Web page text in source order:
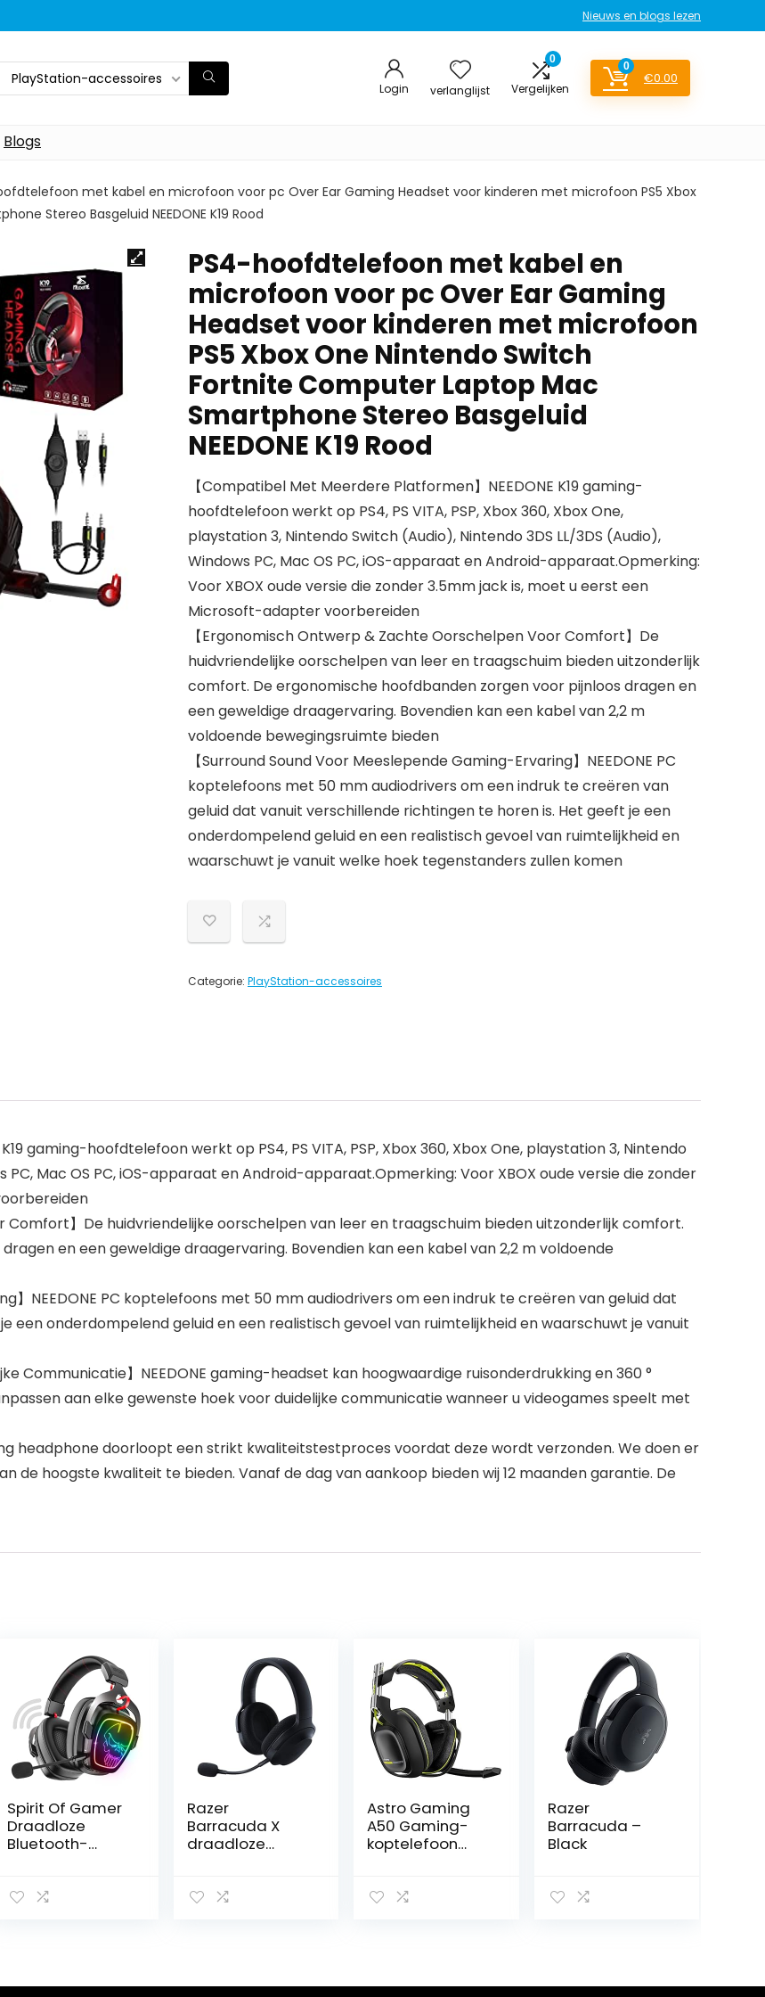
Nieuws en blogs lezen
PlayStation-accessoires
Login verlanglijst
0
Vergelijken
0
€0.00
Blogs
met kabel en microfoon voor pc Over Ear Gaming Headset voor kinderen met microfoon PS5 Xbox
Stereo Basgeluid NEEDONE K19 Rood
PS4-hoofdtelefoon met kabel en
microfoon voor pc Over Ear Gaming
Headset voor kinderen met microfoon
PS5 Xbox One Nintendo Switch
Fortnite Computer Laptop Mac
Smartphone Stereo Basgeluid
NEEDONE K19 Rood
【Compatibel Met Meerdere Platformen】NEEDONE K19 gaming-
hoofdtelefoon werkt op PS4, PS VITA, PSP, Xbox 360, Xbox One,
playstation 3, Nintendo Switch (Audio), Nintendo 3DS LL/3DS (Audio),
Windows PC, Mac OS PC, iOS-apparaat en Android-apparaat.Opmerking:
Voor XBOX oude versie die zonder 3.5mm jack is, moet u eerst een
Microsoft-adapter voorbereiden
【Ergonomisch Ontwerp & Zachte Oorschelpen Voor Comfort】De
huidvriendelijke oorschelpen van leer en traagschuim bieden uitzonderlijk
comfort. De ergonomische hoofdbanden zorgen voor pijnloos dragen en
een geweldige draagervaring. Bovendien kan een kabel van 2,2 m
voldoende bewegingsruimte bieden
【Surround Sound Voor Meeslepende Gaming-Ervaring】NEEDONE PC
koptelefoons met 50 mm audiodrivers om een indruk te creëren van
geluid dat vanuit verschillende richtingen te horen is. Het geeft je een
onderdompelend geluid en een realistisch gevoel van ruimtelijkheid en
waarschuwt je vanuit welke hoek tegenstanders zullen komen
Categorie: PlayStation-accessoires
gaming-hoofdtelefoon werkt op PS4, PS VITA, PSP, Xbox 360, Xbox One, playstation 3, Nintendo
PC, Mac OS PC, iOS-apparaat en Android-apparaat.Opmerking: Voor XBOX oude versie die zonder
Comfort】De huidvriendelijke oorschelpen van leer en traagschuim bieden uitzonderlijk comfort.
en een geweldige draagervaring. Bovendien kan een kabel van 2,2 m voldoende
】NEEDONE PC koptelefoons met 50 mm audiodrivers om een indruk te creëren van geluid dat
een onderdompelend geluid en een realistisch gevoel van ruimtelijkheid en waarschuwt je vanuit
Communicatie】NEEDONE gaming-headset kan hoogwaardige ruisonderdrukking en 360 °
aan elke gewenste hoek voor duidelijke communicatie wanneer u videogames speelt met
headphone doorloopt een strikt kwaliteitstestproces voordat deze wordt verzonden. We doen er
de hoogste kwaliteit te bieden. Vanaf de dag van aankoop bieden wij 12 maanden garantie. De
Spirit Of Gamer
Draadloze
Bluetooth-
compatibel met
ruisonderdrukkin
Razer
Barracuda X
draadloze
mobiele
afneembare
Astro Gaming
A50 Gaming-
koptelefoon
Razer
Barracuda –
Black